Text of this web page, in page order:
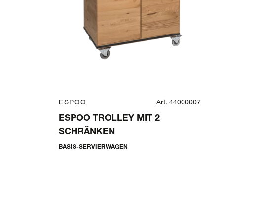
ESPOO Art. 44000007
ESPOO TROLLEY MIT 2
SCHRÄNKEN
BASIS-SERVIERWAGEN